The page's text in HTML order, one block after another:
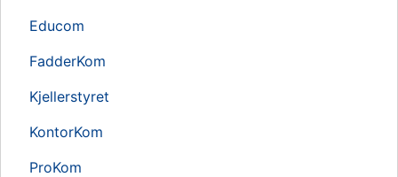
Educom
FadderKom
Kjellerstyret
KontorKom
ProKom